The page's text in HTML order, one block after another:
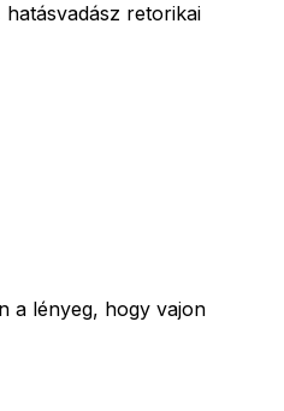
retorikai
a lényeg, hogy vajon